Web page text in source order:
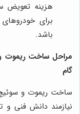
هزینه تعویض
باشد.
گام
نیازمند دانش فنی و